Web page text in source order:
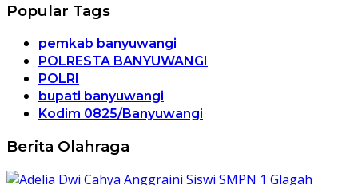
Popular Tags
pemkab banyuwangi
POLRESTA BANYUWANGI
POLRI
bupati banyuwangi
Kodim 0825/Banyuwangi
Berita Olahraga